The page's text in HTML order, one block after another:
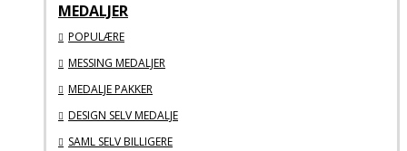
MEDALJER
POPULÆRE
MESSING MEDALJER
MEDALJE PAKKER
DESIGN SELV MEDALJE
SAML SELV BILLIGERE